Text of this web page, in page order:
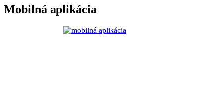
Mobilná aplikácia